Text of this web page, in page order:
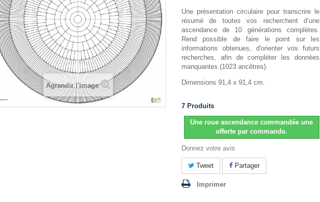
Agrandir l'image
Une présentation circulaire pour transcrire le
résumé de toutes vos recherchent d’une
ascendance de 10 générations complètes.
Rend possible de faire le point sur les
informations obtenues, d'orienter vos futurs
recherches, afin de compléter les données
manquantes (1023 ancêtres).
Dimensions 91,4 x 91,4 cm.
7 Produits
Une roue ascendance commandée une
offerte par commande.
Donnez votre avis
Tweet Partager
Imprimer